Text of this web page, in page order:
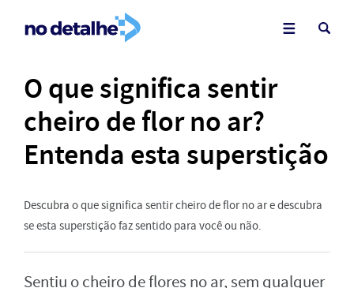
O que significa sentir
cheiro de flor no ar?
Entenda esta superstição
Descubra o que significa sentir cheiro de flor no ar e descubra
se esta superstição faz sentido para você ou não.
Sentiu o cheiro de flores no ar, sem qualquer